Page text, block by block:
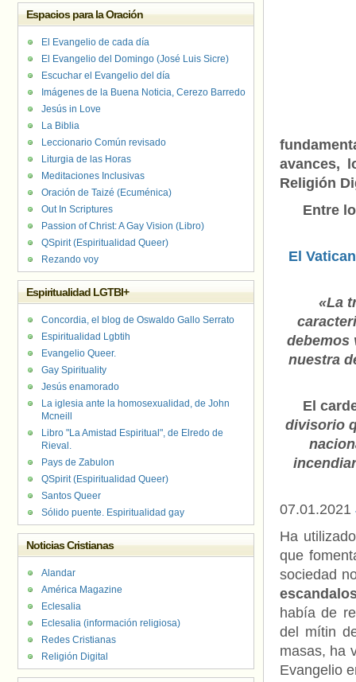
avances,
Religión
Entre
El
«La
debemos
nuestra
El
divisorio
07.01.2021
Ha
que
sociedad
había de
del mítin
masas, ha
Evangelio
Espacios para la Oración
El Evangelio de cada día
El Evangelio del Domingo (José Luis Sicre)
Escuchar el Evangelio del día
Imágenes de la Buena Noticia, Cerezo Barredo
Jesús in Love
La Biblia
Leccionario Común revisado
Liturgia de las Horas
Meditaciones Inclusivas
Oración de Taizé (Ecuménica)
Out In Scriptures
Passion of Christ: A Gay Vision (Libro)
QSpirit (Espiritualidad Queer)
Rezando voy
Espiritualidad LGTBI+
Concordia, el blog de Oswaldo Gallo Serrato
Espiritualidad Lgbtih
Evangelio Queer.
Gay Spirituality
Jesús enamorado
La iglesia ante la homosexualidad, de John
Mcneill
Libro "La Amistad Espiritual", de Elredo de
Rieval.
Pays de Zabulon
QSpirit (Espiritualidad Queer)
Santos Queer
Sólido puente. Espiritualidad gay
Noticias Cristianas
Alandar
América Magazine
Eclesalia
Eclesalia (información religiosa)
Redes Cristianas
Religión Digital